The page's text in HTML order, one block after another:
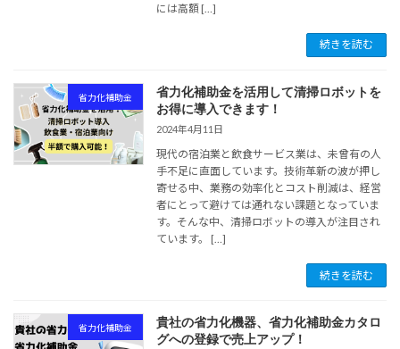
には高額 […]
続きを読む
省力化補助金
省力化補助金を活用して清掃ロボットを
お得に導入できます！
2024年4月11日
現代の宿泊業と飲食サービス業は、未曾有の人
手不足に直面しています。技術革新の波が押し
寄せる中、業務の効率化とコスト削減は、経営
者にとって避けては通れない課題となっていま
す。そんな中、清掃ロボットの導入が注目され
ています。 […]
続きを読む
省力化補助金
貴社の省力化機器、省力化補助金カタロ
グへの登録で売上アップ！